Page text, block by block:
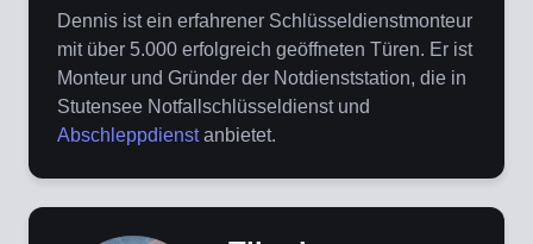
Dennis ist ein erfahrener Schlüsseldienstmonteur
mit über 5.000 erfolgreich geöffneten Türen. Er ist
Monteur und Gründer der Notdienststation, die in
Stutensee Notfallschlüsseldienst und
Abschleppdienstanbietet.